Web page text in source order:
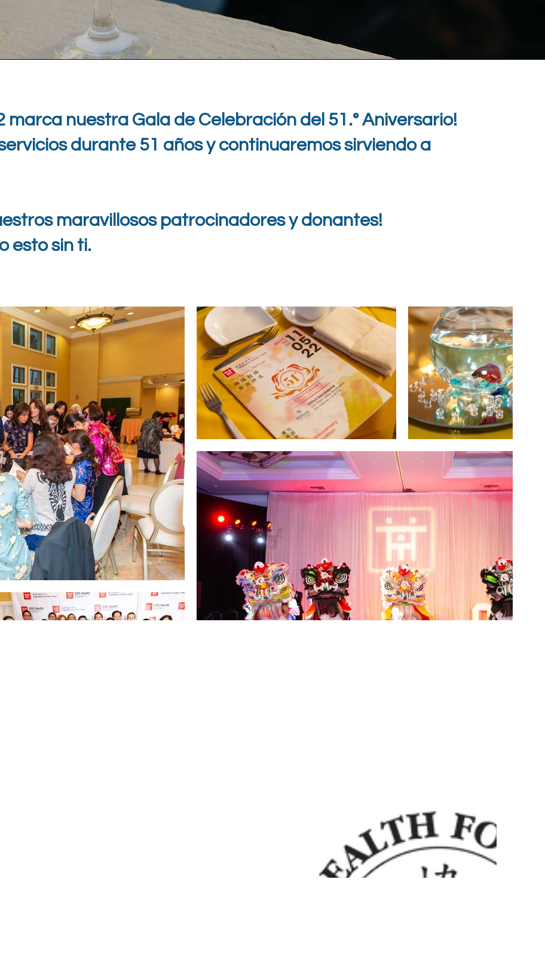
marca nuestra Gala de Celebración del 51.° Aniversario!
durante 51 años y continuaremos sirviendo a
maravillosos patrocinadores y donantes!
esto sin ti.